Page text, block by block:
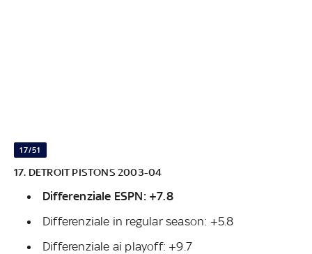
17/51
17. DETROIT PISTONS 2003-04
Differenziale ESPN: +7.8
Differenziale in regular season: +5.8
Differenziale ai playoff: +9.7